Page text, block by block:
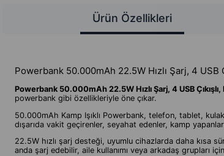
Ürün Özellikleri
Powerbank 50.000mAh 22.5W Hızlı Şarj, 4 USB
Powerbank 50.000mAh 22.5W Hızlı Şarj, 4 USB
powerbank gibi özellikleriyle öne çıkar.
50.000mAh Kamp Işıklı Powerbank, telefon, tablet,
dışarıda vakit geçirenler, seyahat edenler, kamp
22.5W hızlı şarj desteği, uyumlu cihazlarda daha kısa
anda şarj edebilir, aile kullanımı veya arkadaş grupları